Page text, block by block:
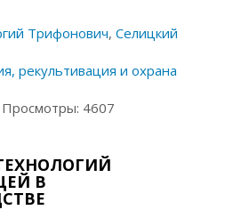
Трифонович,Селицкий
рекультивация и охрана
4607
В